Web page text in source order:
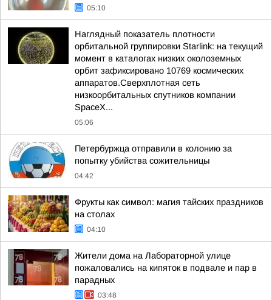
05:10
Наглядный показатель плотности
орбитальной группировки Starlink: на текущий
момент в каталогах низких околоземных
орбит зафиксировано 10769 космических
аппаратов.Сверхплотная сеть
низкоорбитальных спутников компании
SpaceX...
05:06
Петербуржца отправили в колонию за
попытку убийства сожительницы
04:42
Фрукты как символ: магия тайских праздников
на столах
04:10
Жители дома на Лабораторной улице
пожаловались на кипяток в подвале и пар в
парадных
03:48